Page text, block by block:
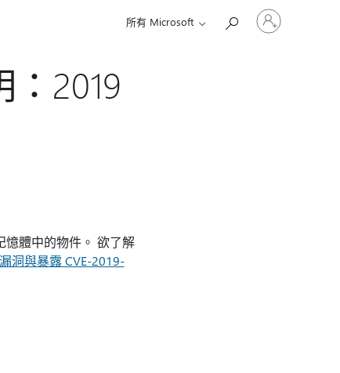
所有 Microsoft
登
入
2019
憶體中的物件。 欲了解
洞與暴露 CVE-2019-